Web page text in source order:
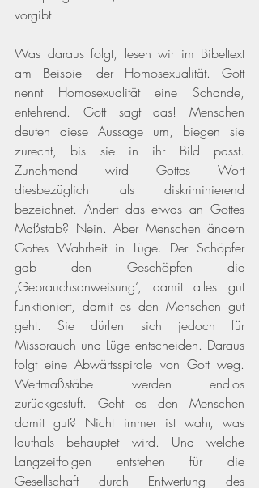
vorgibt.
Was daraus folgt, lesen wir im Bibeltext
am Beispiel der Homosexualität. Gott
nennt Homosexualität eine Schande,
entehrend. Gott sagt das! Menschen
deuten diese Aussage um, biegen sie
zurecht, bis sie in ihr Bild passt.
Zunehmend wird Gottes Wort
diesbezüglich als diskriminierend
bezeichnet. Ändert das etwas an Gottes
Maßstab? Nein. Aber Menschen ändern
Gottes Wahrheit in Lüge. Der Schöpfer
gab den Geschöpfen die
‚Gebrauchsanweisung‘, damit alles gut
funktioniert, damit es den Menschen gut
geht. Sie dürfen sich jedoch für
Missbrauch und Lüge entscheiden. Daraus
folgt eine Abwärtsspirale von Gott weg.
Wertmaßstäbe werden endlos
zurückgestuft. Geht es den Menschen
damit gut? Nicht immer ist wahr, was
lauthals behauptet wird. Und welche
Langzeitfolgen entstehen für die
Gesellschaft durch Entwertung des